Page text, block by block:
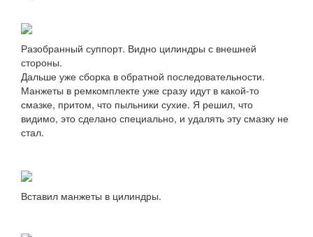
Разобранный суппорт. Видно цилиндры с внешней
стороны.
Дальше уже сборка в обратной последовательности.
Манжеты в ремкомплекте уже сразу идут в какой-то
смазке, притом, что пыльники сухие. Я решил, что
видимо, это сделано специально, и удалять эту смазку не
стал.
Вставил манжеты в цилиндры.